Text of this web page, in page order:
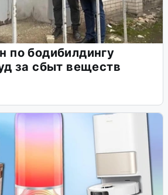
по бодибилдингу
за сбыт веществ